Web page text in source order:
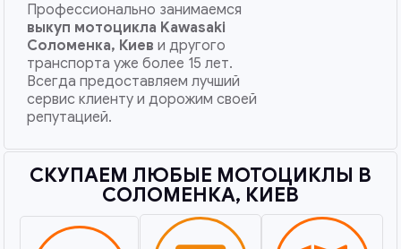
Профессионально занимаемся
выкуп мотоцикла Kawasaki
Соломенка, Киеви другого
транспорта уже более 15 лет.
Всегда предоставляем лучший
сервис клиенту и дорожим своей
репутацией.
СКУПАЕМ ЛЮБЫЕ МОТОЦИКЛЫ В
СОЛОМЕНКА, КИЕВ​